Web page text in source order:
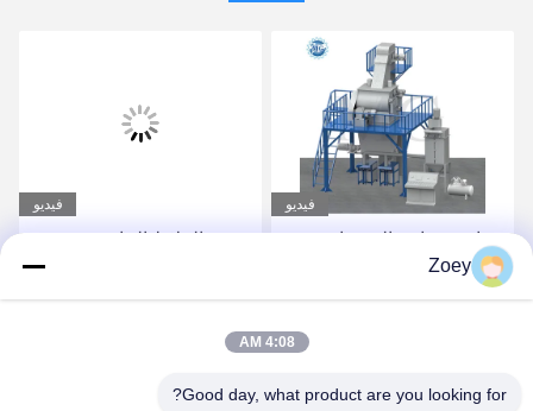
فيديو
صناعة صناعة الصمغات
احصل على أفضل سعر
فيديو
مصنع الملاط الجاف
لاصق البلاط والجص
Zoey
4:08 AM
Good day, what product are you looking for?